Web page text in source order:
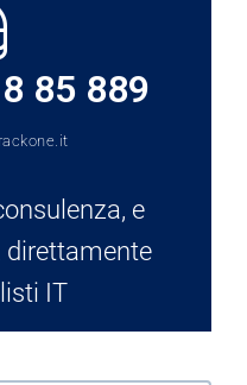
85 889
e
direttamente
IT​